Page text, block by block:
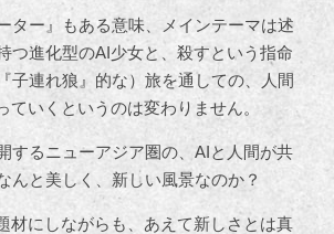
ター』もある意味、メインテーマは述
つ進化型のAI少女と、殺すという指命
子連れ狼』的な）旅を通しての、人間
ていくというのは変わりません。
するニューアジア圏の、AIと人間が共
んと美しく、新しい風景なのか？
材にしながらも、あえて新しさとは真